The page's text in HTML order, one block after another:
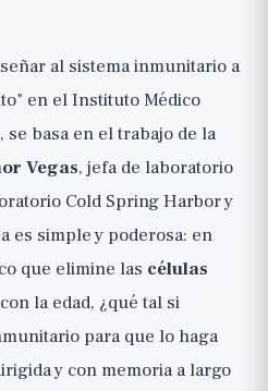
o esperar?
aprender de la
amplia
al sistema inmunitario a
en el Instituto Médico
basa en el trabajo de la
Vegas, jefa de laboratorio
Cold Spring Harbor y
es simple y poderosa: en
que elimine las células
la edad, ¿qué tal si
para que lo haga
y con memoria a largo